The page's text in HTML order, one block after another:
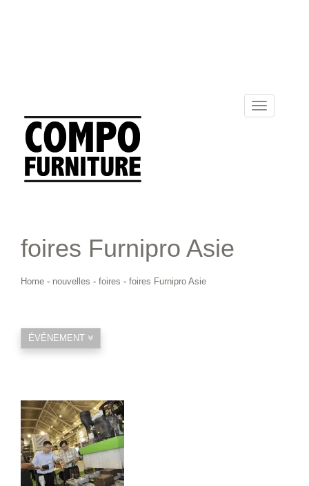
Toggle
navigation
foires Furnipro Asie
Home - nouvelles - foires - foires Furnipro Asie
ÉVÉNEMENT